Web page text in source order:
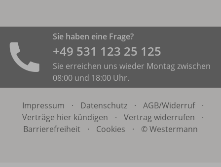
Sie haben eine Frage?
+49 531 ­123 25 125
Sie erreichen uns wieder Montag zwischen
08:00 und 18:00 Uhr.
Impressum · Datenschutz · AGB/Widerruf
·
Verträge hier kündigen
· Vertrag widerrufen
·
Barrierefreiheit
· Cookies · © Westermann